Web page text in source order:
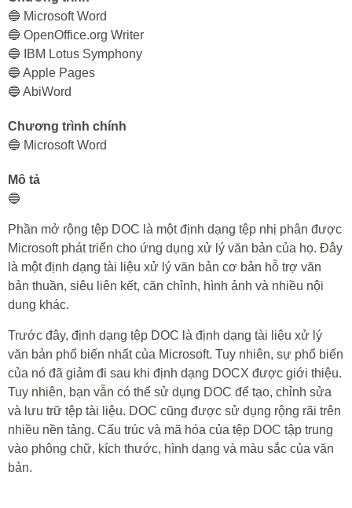
🔵 Microsoft Word
🔵 OpenOffice.org Writer
🔵 IBM Lotus Symphony
🔵 Apple Pages
🔵 AbiWord
Chương trình chính
🔵 Microsoft Word
Mô tả
🔵
Phần mở rộng tệp DOC là một định dạng tệp nhị phân được
Microsoft phát triển cho ứng dụng xử lý văn bản của họ. Đây
là một định dạng tài liệu xử lý văn bản cơ bản hỗ trợ văn
bản thuần, siêu liên kết, căn chỉnh, hình ảnh và nhiều nội
dung khác.
Trước đây, định dạng tệp DOC là định dạng tài liệu xử lý
văn bản phổ biến nhất của Microsoft. Tuy nhiên, sự phổ biến
của nó đã giảm đi sau khi định dạng DOCX được giới thiệu.
Tuy nhiên, bạn vẫn có thể sử dụng DOC để tạo, chỉnh sửa
và lưu trữ tệp tài liệu. DOC cũng được sử dụng rộng rãi trên
nhiều nền tảng. Cấu trúc và mã hóa của tệp DOC tập trung
vào phông chữ, kích thước, hình dạng và màu sắc của văn
bản.